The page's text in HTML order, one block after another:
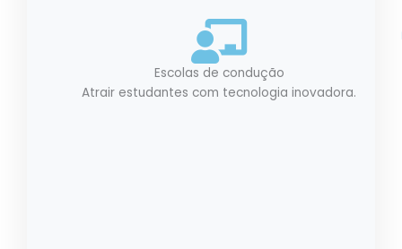
Escolas de condução
Atrair estudantes com tecnologia inovadora.